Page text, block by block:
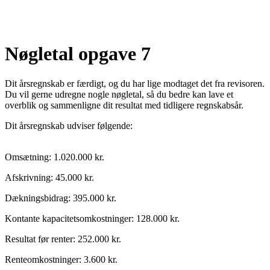
Nøgletal opgave 7
Dit årsregnskab er færdigt, og du har lige modtaget det fra revisoren.
Du vil gerne udregne nogle nøgletal, så du bedre kan lave et
overblik og sammenligne dit resultat med tidligere regnskabsår.
Dit årsregnskab udviser følgende:
Omsætning: 1.020.000 kr.
Afskrivning: 45.000 kr.
Dækningsbidrag: 395.000 kr.
Kontante kapacitetsomkostninger: 128.000 kr.
Resultat før renter: 252.000 kr.
Renteomkostninger: 3.600 kr.